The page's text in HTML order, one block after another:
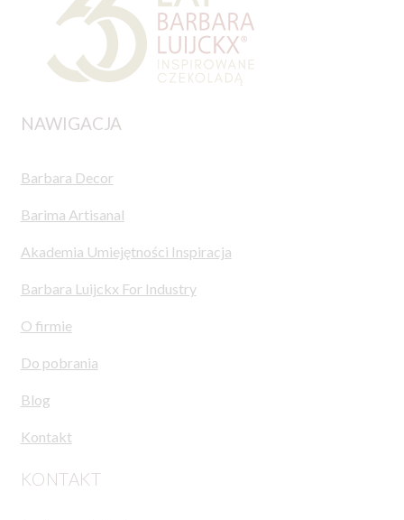
NAWIGACJA
Barbara Decor
Barima Artisanal
Akademia Umiejętności Inspiracja
Barbara Luijckx For Industry
O firmie
Do pobrania
Blog
Kontakt
KONTAKT